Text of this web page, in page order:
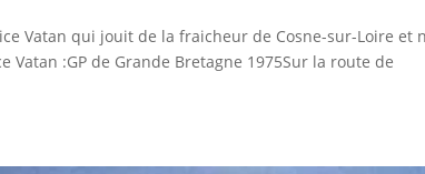
Vatan qui jouit de la fraicheur de Cosne-sur-Loire et
Vatan :GP de Grande Bretagne 1975Sur la route de